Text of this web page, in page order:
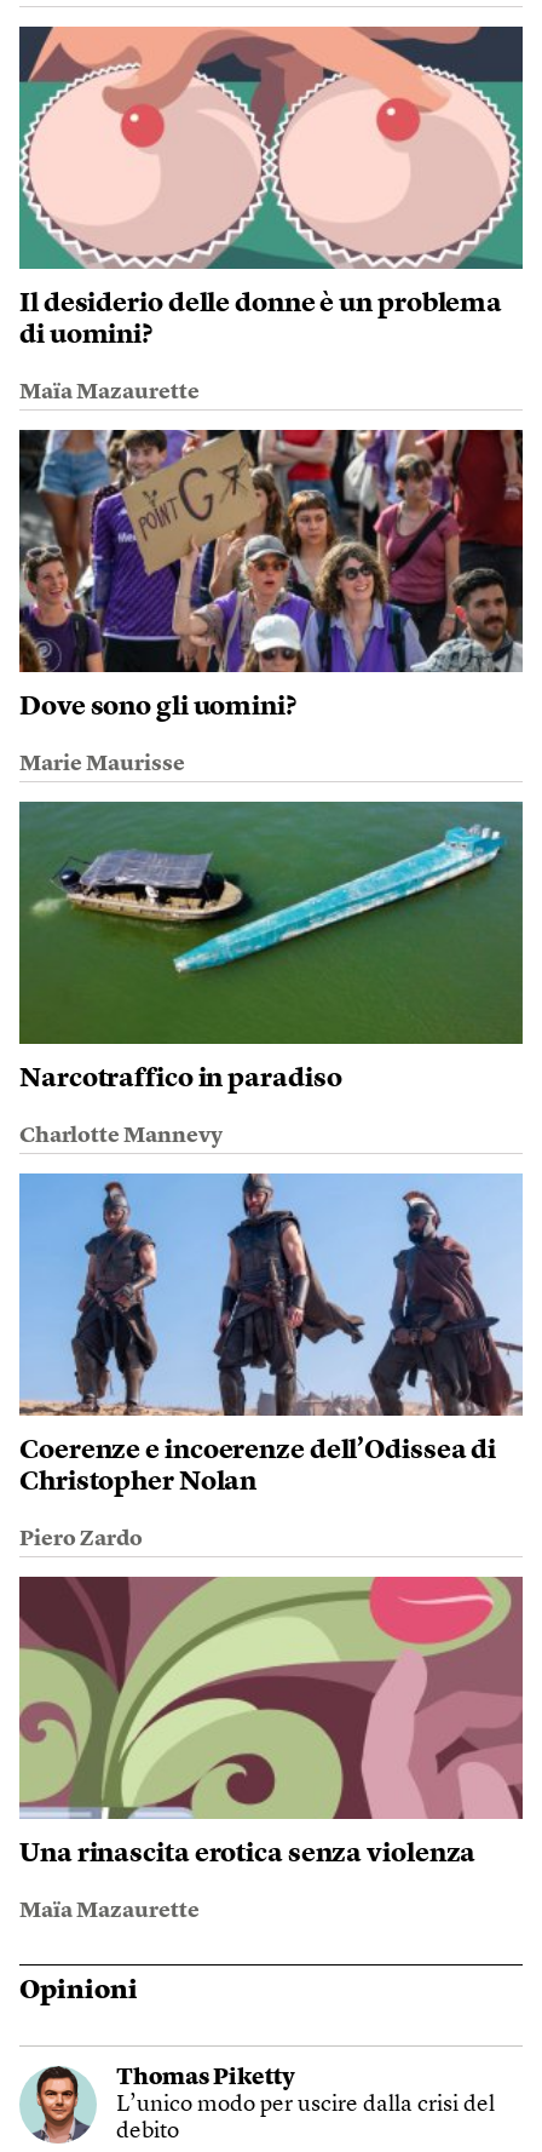
Il desiderio delle donne è un problema
di uomini?
Maïa Mazaurette
Dove sono gli uomini?
Marie Maurisse
Narcotraffico in paradiso
Charlotte Mannevy
Coerenze e incoerenze dell’Odissea di
Christopher Nolan
Piero Zardo
Una rinascita erotica senza violenza
Maïa Mazaurette
Opinioni
Thomas Piketty
L’unico modo per uscire dalla crisi del
debito